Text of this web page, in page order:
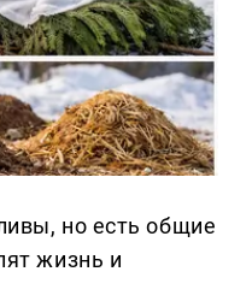
но есть общие
жизнь и